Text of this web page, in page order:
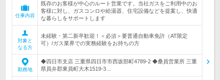
仕事内容
既存のお客様が中心のルート営業です。当社ガスをご利用中のお
客様に対し、ガスコンロや給湯器、住宅設備などを提案し、快適
な暮らしをサポートします
対象と
なる方
未経験・第二新卒歓迎！＜必須＞要普通自動車免許（AT限定
可）/ガス業界での実務経験をお持ちの方
勤務地
◆四日市支店 三重県四日市市西坂部町4789-2 ◆桑員営業所 三重
県員弁郡東員町大木1519-3…